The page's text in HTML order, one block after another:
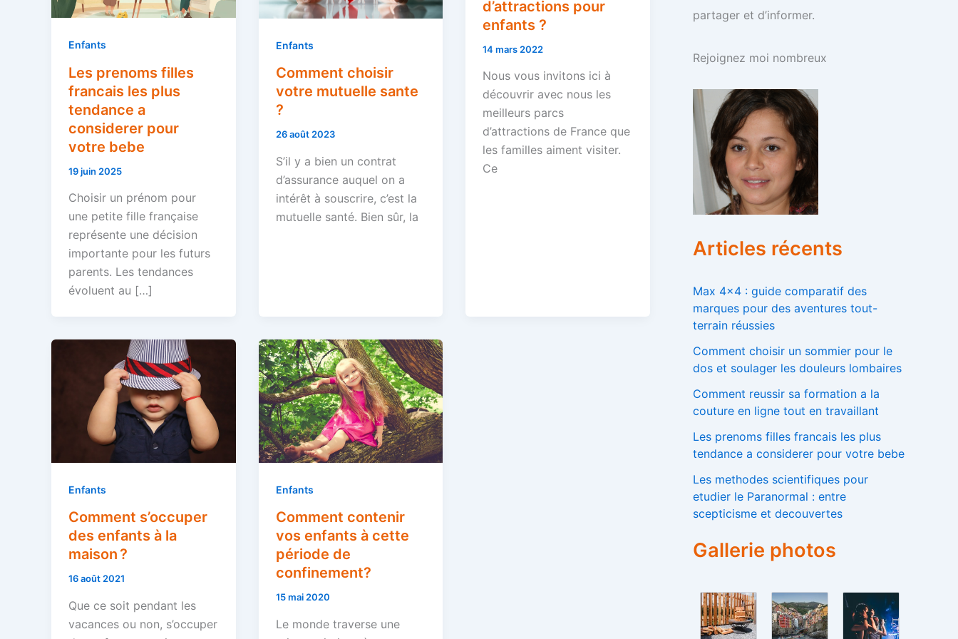
Enfants
Les prenoms filles
francais les plus
tendance a
considerer pour
votre bebe
19 juin 2025
Choisir un prénom pour
une petite fille française
représente une décision
importante pour les futurs
parents. Les tendances
évoluent au […]
Enfants
Comment choisir
votre mutuelle sante
?
26 août 2023
S’il y a bien un contrat
d’assurance auquel on a
intérêt à souscrire, c’est la
mutuelle santé. Bien sûr, la
d’attractions pour
enfants ?
14 mars 2022
Nous vous invitons ici à
découvrir avec nous les
meilleurs parcs
d’attractions de France que
les familles aiment visiter.
Ce
Enfants
Comment s’occuper
des enfants à la
maison ?
16 août 2021
Que ce soit pendant les
vacances ou non, s’occuper
Enfants
Comment contenir
vos enfants à cette
période de
confinement?
15 mai 2020
Le monde traverse une
partager et d’informer.
Rejoignez moi nombreux
Articles récents
Max 4×4 : guide comparatif des
marques pour des aventures tout-
terrain réussies
Comment choisir un sommier pour le
dos et soulager les douleurs lombaires
Comment reussir sa formation a la
couture en ligne tout en travaillant
Les prenoms filles francais les plus
tendance a considerer pour votre bebe
Les methodes scientifiques pour
etudier le Paranormal : entre
scepticisme et decouvertes
Gallerie photos